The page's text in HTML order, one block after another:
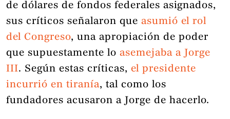
de dólares de fondos federales asignados,
sus críticos señalaron que asumió el rol
del Congreso, una apropiación de poder
que supuestamente lo asemejaba a Jorge
III. Según estas críticas, el presidente
incurrió en tiranía, tal como los
fundadores acusaron a Jorge de hacerlo.